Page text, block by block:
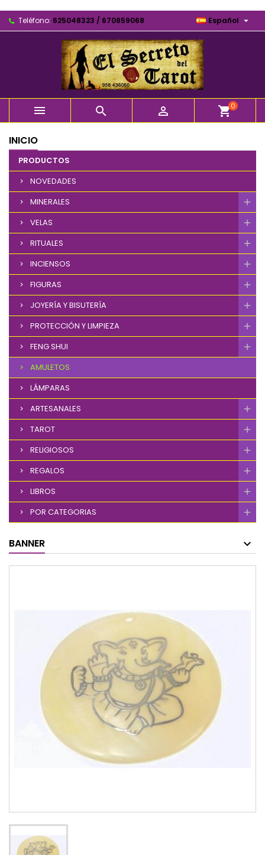
Teléfono: 625048323 / 670859068 Español 
   shopping_cart0
INICIO
PRODUCTOS
NOVEDADES
MINERALES
VELAS
RITUALES
INCIENSOS
FIGURAS
JOYERÍA Y BISUTERÍA
PROTECCIÓN Y LIMPIEZA
FENG SHUI
AMULETOS
LÁMPARAS
ARTESANALES
TAROT
RELIGIOSOS
REGALOS
LIBROS
POR CATEGORIAS
BANNER